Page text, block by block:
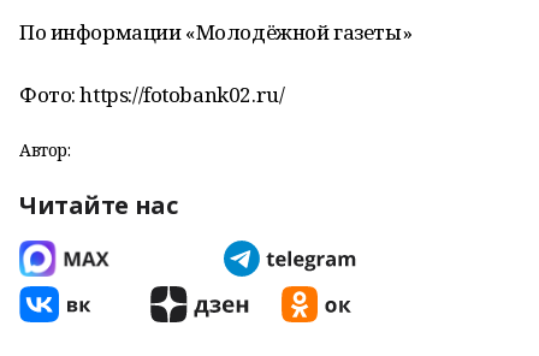
По информации «Молодёжной газеты»
Фото: https://fotobank02.ru/
Автор:
Читайте нас